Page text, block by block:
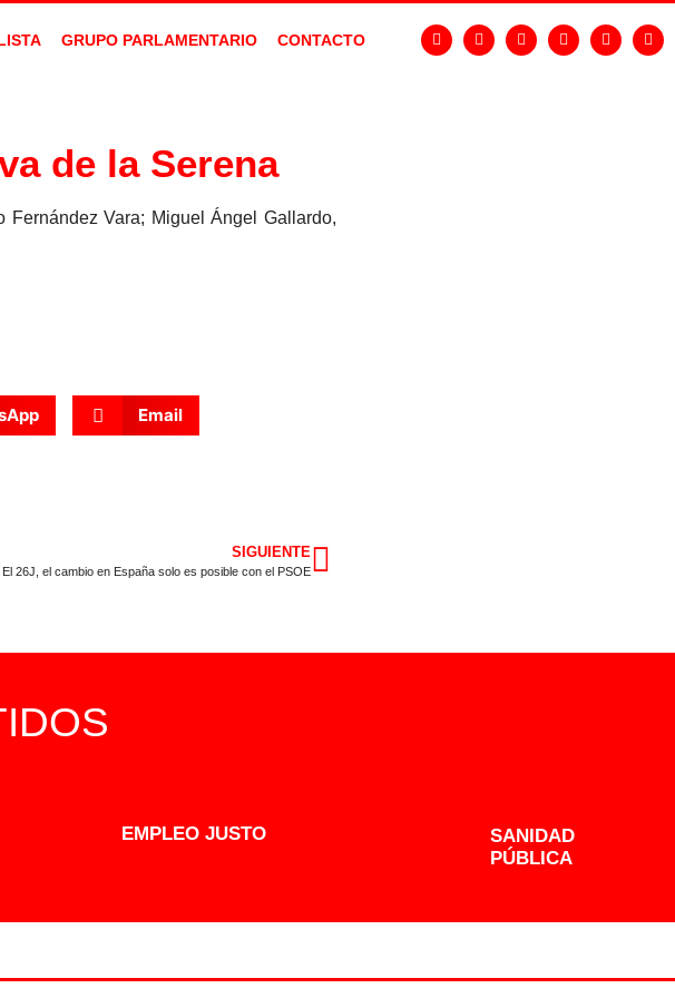
GRUPO PARLAMENTARIO CONTACTO
de la Serena
Vara; Miguel Ángel Gallardo,
Email
SIGUIENTE
El 26J, el cambio en España solo es posible con el PSOE
EMPLEO JUSTO
SANIDAD
PÚBLICA